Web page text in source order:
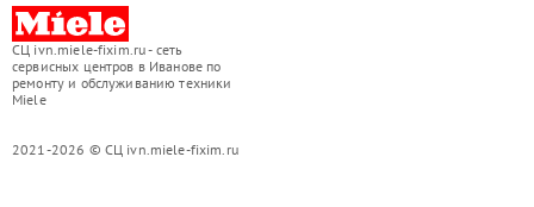
СЦ ivn.miele-fixim.ru - сеть
сервисных центров в Иванове по
ремонту и обслуживанию техники
Miele
2021-2026 © СЦ ivn.miele-fixim.ru